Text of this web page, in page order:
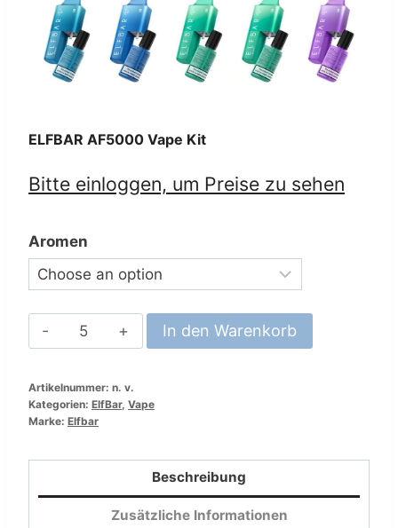
ELFBAR AF5000 Vape Kit
Bitte einloggen, um Preise zu sehen
Aromen
ELFBAR
AF5000
Kit
Menge
In den Warenkorb
Artikelnummer: n. v.
Kategorien: ElfBar, Vape
Marke: Elfbar
Beschreibung
Zusätzliche Informationen